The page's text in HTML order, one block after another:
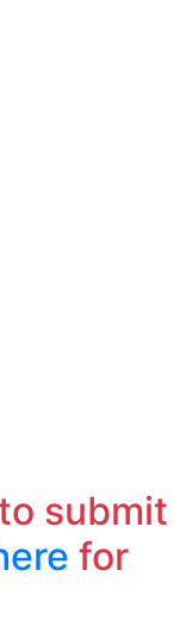
submit
for